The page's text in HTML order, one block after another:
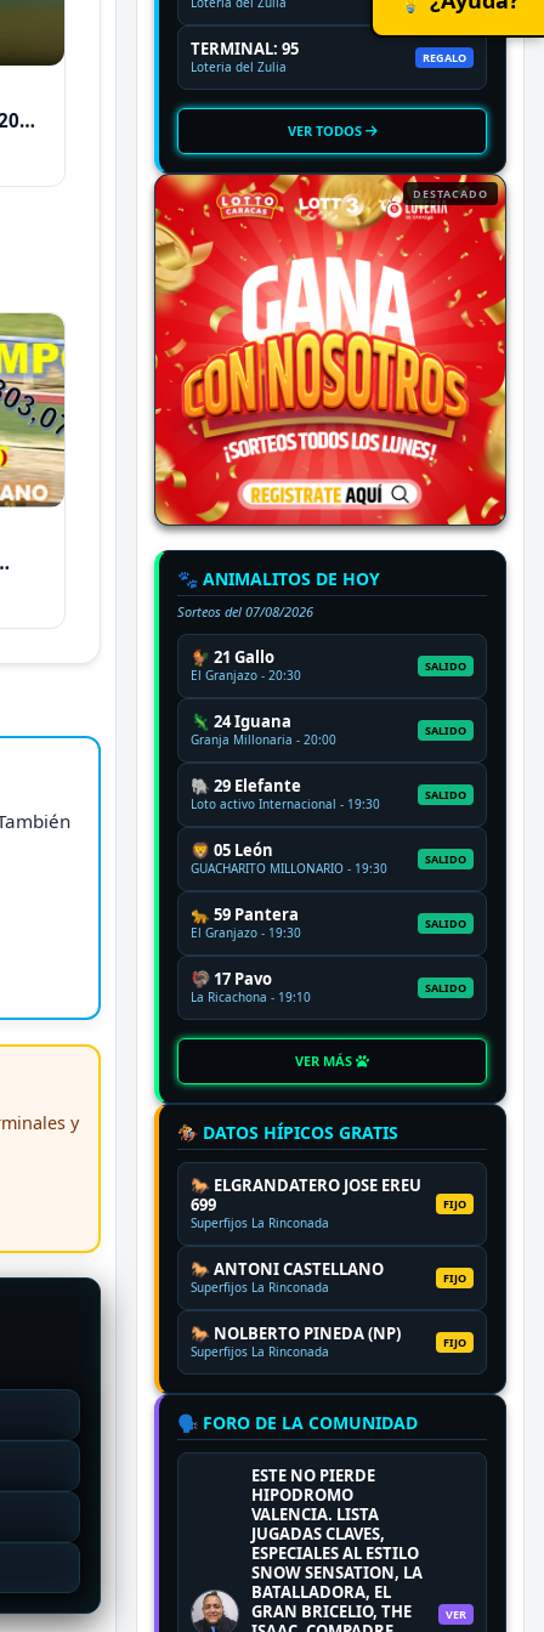
y
TERMINAL: 95
Loteria del Zulia
REGALO
VER TODOS
DESTACADO
🐾 ANIMALITOS DE HOY
Sorteos del 07/08/2026
🐓 21 Gallo
El Granjazo - 20:30
SALIDO
🦎 24 Iguana
Granja Millonaria - 20:00
SALIDO
🐘 29 Elefante
Loto activo Internacional - 19:30
SALIDO
🦁 05 León
GUACHARITO MILLONARIO - 19:30
SALIDO
🐆 59 Pantera
El Granjazo - 19:30
SALIDO
🦃 17 Pavo
La Ricachona - 19:10
SALIDO
VER MÁS
🏇 DATOS HÍPICOS GRATIS
🐎 ELGRANDATERO JOSE EREU
699
Superfijos La Rinconada
FIJO
🐎 ANTONI CASTELLANO
Superfijos La Rinconada
FIJO
🐎 NOLBERTO PINEDA (NP)
Superfijos La Rinconada
FIJO
🗣️ FORO DE LA COMUNIDAD
ESTE NO PIERDE
HIPODROMO
VALENCIA. LISTA
JUGADAS CLAVES,
ESPECIALES AL ESTILO
SNOW SENSATION, LA
BATALLADORA, EL
GRAN BRICELIO, THE
VER